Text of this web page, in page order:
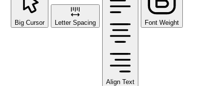
Big Cursor Letter Spacing
Align Text
Font Weight